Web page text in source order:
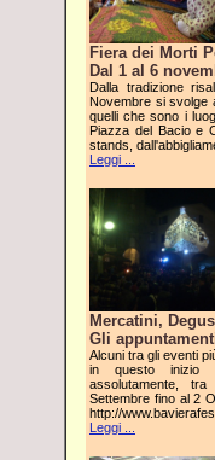
Fiera dei Morti
Dal 1 al 6
Dalla tradizione
Novembre si svolge
quelli che sono i
Piazza del Bacio e
stands,
Leggi ...
Mercatini,
Gli
Alcuni tra gli eventi
in questo inizio
assolutamente,
Settembre fino al 2
http://
Leggi ...